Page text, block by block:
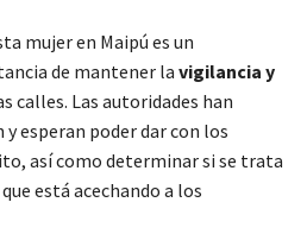
mujer en Maipú es un
de mantener la vigilancia y
calles. Las autoridades han
esperan poder dar con los
así como determinar si se trata
está acechando a los